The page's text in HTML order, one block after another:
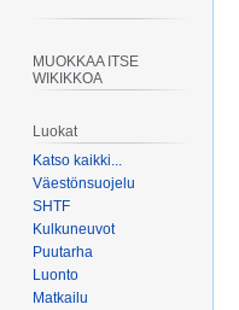
MUOKKAA ITSE
WIKIKKOA
Luokat
Katso kaikki...
Väestönsuojelu
SHTF
Kulkuneuvot
Puutarha
Luonto
Matkailu